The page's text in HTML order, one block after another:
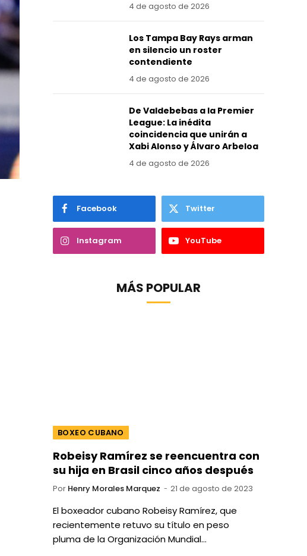
4 de agosto de 2026
Los Tampa Bay Rays arman
en silencio un roster
contendiente
4 de agosto de 2026
De Valdebebas a la Premier
League: La inédita
coincidencia que unirán a
Xabi Alonso y Álvaro Arbeloa
4 de agosto de 2026
Facebook Twitter
Instagram YouTube
MÁS POPULAR
BOXEO CUBANO
Robeisy Ramírez se reencuentra con
su hija en Brasil cinco años después
Por Henry Morales Marquez 21 de agosto de 2023
El boxeador cubano Robeisy Ramírez, que
recientemente retuvo su título en peso
pluma de la Organización Mundial…